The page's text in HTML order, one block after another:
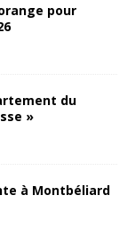
pour
du
»
à Montbéliard